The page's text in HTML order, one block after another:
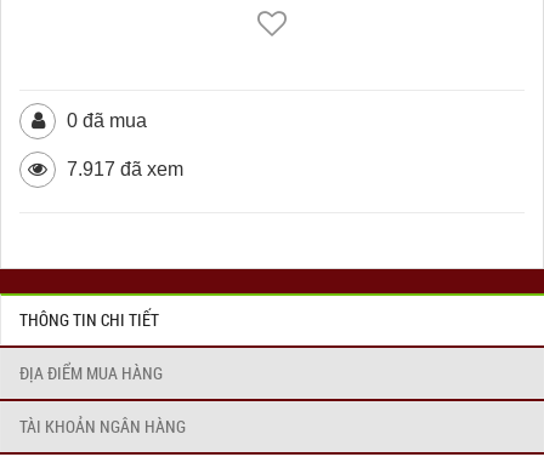
0 đã mua
7.917 đã xem
THÔNG TIN CHI TIẾT
ĐỊA ĐIỂM MUA HÀNG
TÀI KHOẢN NGÂN HÀNG